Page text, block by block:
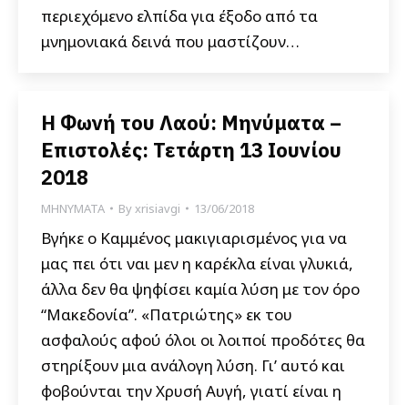
περιεχόμενο ελπίδα για έξοδο από τα
μνημονιακά δεινά που μαστίζουν…
Η Φωνή του Λαού: Μηνύματα –
Επιστολές: Τετάρτη 13 Ιουνίου
2018
ΜΗΝΥΜΑΤΑ Byxrisiavgi 13/06/2018
Βγήκε ο Καμμένος μακιγιαρισμένος για να
μας πει ότι ναι μεν η καρέκλα είναι γλυκιά,
άλλα δεν θα ψηφίσει καμία λύση με τον όρο
“Μακεδονία”. «Πατριώτης» εκ του
ασφαλούς αφού όλοι οι λοιποί προδότες θα
στηρίξουν μια ανάλογη λύση. Γι’ αυτό και
φοβούνται την Χρυσή Αυγή, γιατί είναι η